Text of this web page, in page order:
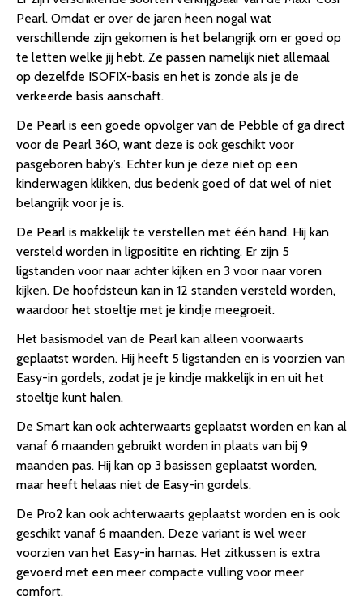
Pearl. Omdat er over de jaren heen nogal wat
verschillende zijn gekomen is het belangrijk om er goed op
te letten welke jij hebt. Ze passen namelijk niet allemaal
op dezelfde ISOFIX-basis en het is zonde als je de
verkeerde basis aanschaft.
De Pearl is een goede opvolger van de Pebble of ga direct
voor de Pearl 360, want deze is ook geschikt voor
pasgeboren baby’s. Echter kun je deze niet op een
kinderwagen klikken, dus bedenk goed of dat wel of niet
belangrijk voor je is.
De Pearl is makkelijk te verstellen met één hand. Hij kan
versteld worden in ligpositite en richting. Er zijn 5
ligstanden voor naar achter kijken en 3 voor naar voren
kijken. De hoofdsteun kan in 12 standen versteld worden,
waardoor het stoeltje met je kindje meegroeit.
Het basismodel van de Pearl kan alleen voorwaarts
geplaatst worden. Hij heeft 5 ligstanden en is voorzien van
Easy-in gordels, zodat je je kindje makkelijk in en uit het
stoeltje kunt halen.
De Smart kan ook achterwaarts geplaatst worden en kan al
vanaf 6 maanden gebruikt worden in plaats van bij 9
maanden pas. Hij kan op 3 basissen geplaatst worden,
maar heeft helaas niet de Easy-in gordels.
De Pro2 kan ook achterwaarts geplaatst worden en is ook
geschikt vanaf 6 maanden. Deze variant is wel weer
voorzien van het Easy-in harnas. Het zitkussen is extra
gevoerd met een meer compacte vulling voor meer
comfort.